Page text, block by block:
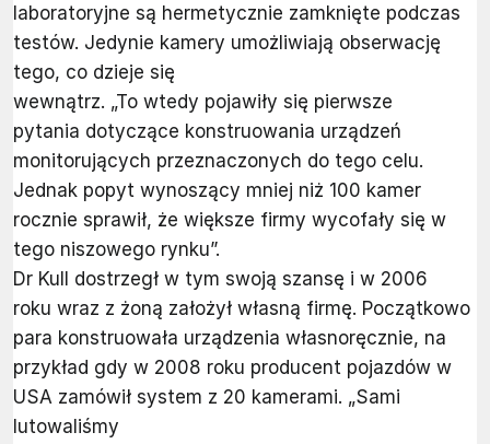
laboratoryjne są hermetycznie zamknięte podczas
testów. Jedynie kamery umożliwiają obserwację
tego, co dzieje się
wewnątrz. „To wtedy pojawiły się pierwsze
pytania dotyczące konstruowania urządzeń
monitorujących przeznaczonych do tego celu.
Jednak popyt wynoszący mniej niż 100 kamer
rocznie sprawił, że większe firmy wycofały się w
tego niszowego rynku”.
Dr Kull dostrzegł w tym swoją szansę i w 2006
roku wraz z żoną założył własną firmę. Początkowo
para konstruowała urządzenia własnoręcznie, na
przykład gdy w 2008 roku producent pojazdów w
USA zamówił system z 20 kamerami. „Sami
lutowaliśmy